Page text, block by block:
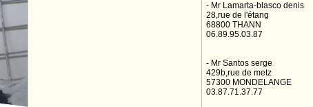
- Mr Lamarta-blasco denis
28,rue de l'étang
68800 THANN
06.89.95.03.87
- Mr Santos serge
429b,rue de metz
57300 MONDELANGE
03.87.71.37.77